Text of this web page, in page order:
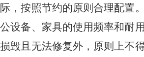
，按照节约的原则合理配置
设备、家具的使用频率和耐
毁且无法修复外，原则上不